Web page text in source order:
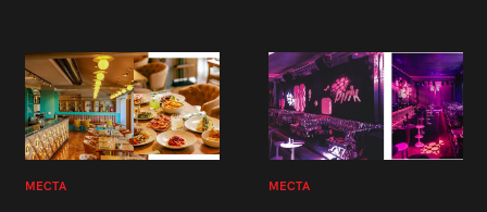
МЕСТА МЕСТА